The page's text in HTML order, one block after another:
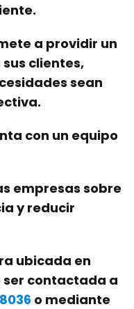
a providir un
sus clientes,
sean
con un equipo
empresas sobre
y reducir
ubicada en
ser contactada a
o mediante